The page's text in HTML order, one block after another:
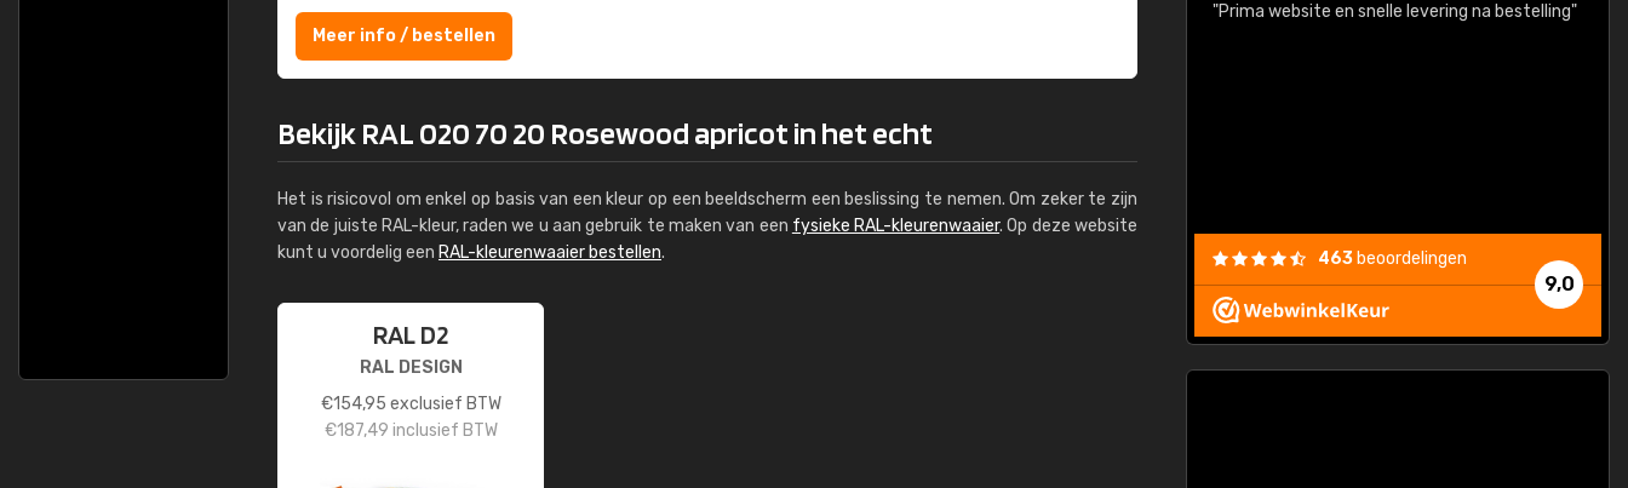
Meer info / bestellen
Bekijk RAL 020 70 20 Rosewood apricot in het echt
Het is risicovol om enkel op basis van een kleur op een beeldscherm een beslissing te nemen. Om zeker te zijn
van de juiste RAL-kleur, raden we u aan gebruik te maken van een fysieke RAL-kleurenwaaier. Op deze website
kunt u voordelig een RAL-kleurenwaaier bestellen.
RAL D2
RAL DESIGN
€154,95 exclusief BTW
€187,49 inclusief BTW
"Prima website en snelle levering na bestelling"
9,0
463 beoordelingen